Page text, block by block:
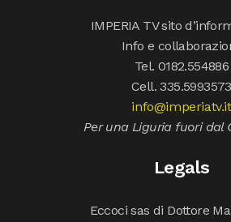
IMPERIA TV sito
Info e
Tel. 0182.554886
Cell. 335.5993573
info@imperiatv.it
Per una Liguria fuori dal
Legals
Eccoci sas di Dottore